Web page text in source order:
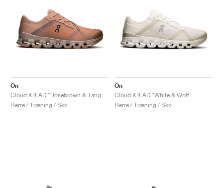
On
Herre / Træning / Sko
On
Cloud X 4 AD "White & Wolf"
Herre / Træning / Sko